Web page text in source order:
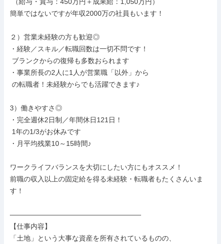
簡単ではないですが年収2000万の社員もいます！
２）営業未経験の方も歓迎◎
・経験／スキル／転職回数は一切不問です！
・事業所長の2人に1人が営業職「以外」から
3）働きやすさ◎
・完全週休2日制／年間休日121日！
・月平均残業10～15時間♪
ワークライフバランスを大切にしたい方にもオススメ！
前職の収入以上の固定給を得る未経験・転職者もたくさんいま
す！
———————————————————
【仕事内容】
「土地」という大事な資産を所有されているものの、